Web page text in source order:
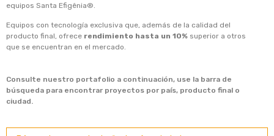
equipos Santa Efigênia®.
Equipos con tecnología exclusiva que, además de la calidad del
producto final, ofrece rendimiento hasta un 10% superior a otros
que se encuentran en el mercado.
Consulte nuestro portafolio a continuación, use la barra de
búsqueda para encontrar proyectos por país, producto final o
ciudad.